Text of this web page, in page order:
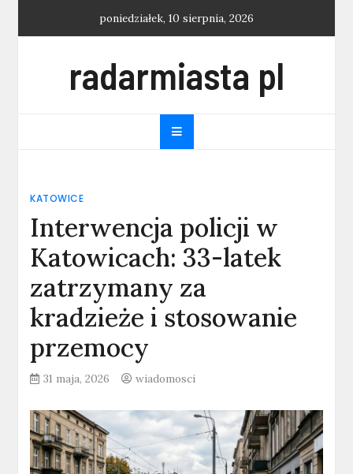
poniedziałek, 10 sierpnia, 2026
radarmiasta pl
KATOWICE
Interwencja policji w
Katowicach: 33-latek
zatrzymany za
kradzieże i stosowanie
przemocy
31 maja, 2026 wiadomosci